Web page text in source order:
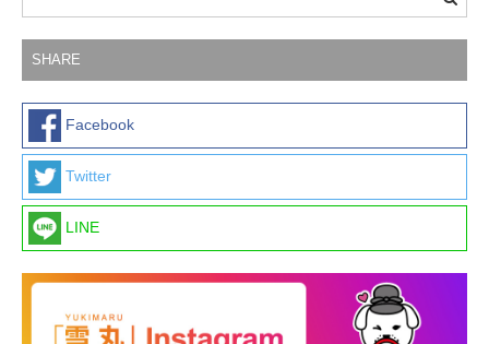
SHARE
Facebook
Twitter
LINE